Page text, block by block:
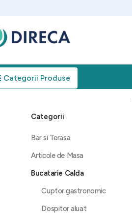
Categorii Produse
Categorii
Bar si Terasa
Articole de Masa
Bucatarie Calda
Cuptor gastronomic
Dospitor aluat